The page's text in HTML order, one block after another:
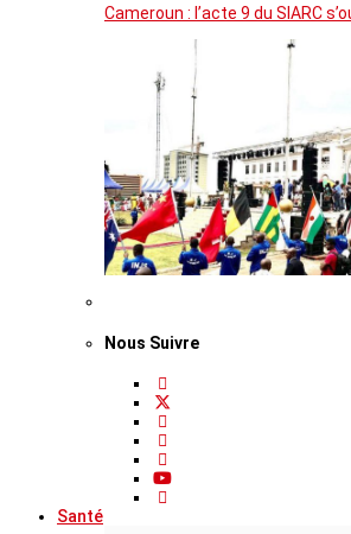
Cameroun : l’acte 9 du SIARC
Nous Suivre
Santé